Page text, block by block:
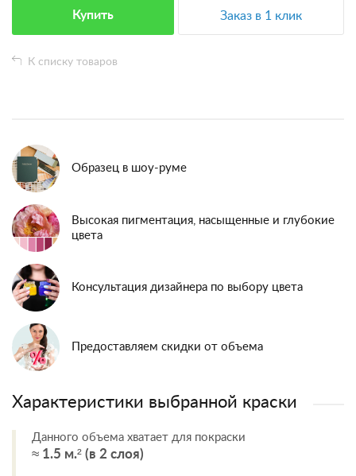
Купить Заказ в 1 клик
К списку товаров
Образец в шоу-руме
Высокая пигментация, насыщенные и глубокие
цвета
Консультация дизайнера по выбору цвета
Предоставляем скидки от объема
Характеристики выбранной краски
Данного объема хватает для покраски
≈ 1.5 м.² (в 2 слоя)